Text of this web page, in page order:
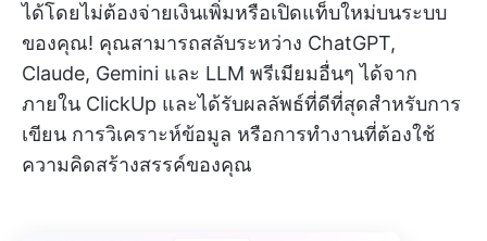
ได้โดยไม่ต้องจ่ายเงินเพิ่มหรือเปิดแท็บใหม่บนระบบ
ของคุณ! คุณสามารถสลับระหว่าง ChatGPT,
Claude, Gemini และ LLM พรีเมียมอื่นๆ ได้จาก
ภายใน ClickUp และได้รับผลลัพธ์ที่ดีที่สุดสำหรับการ
เขียน การวิเคราะห์ข้อมูล หรือการทำงานที่ต้องใช้
ความคิดสร้างสรรค์ของคุณ